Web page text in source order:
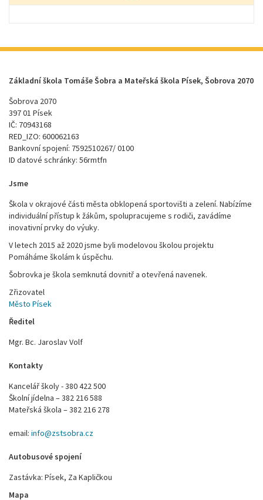
Základní škola Tomáše Šobra a Mateřská škola Písek, Šobrova 2070
Šobrova 2070
397 01 Písek
IČ: 70943168
RED_IZO: 600062163
Bankovní spojení: 7592510267/ 0100
ID datové schránky: 56rmtfn
Jsme
Škola v okrajové části města obklopená sportovišti a zelení. Nabízíme
individuální přístup k žákům, spolupracujeme s rodiči, zavádíme
inovativní prvky do výuky.
V letech 2015 až 2020 jsme byli modelovou školou projektu
Pomáháme školám k úspěchu.
Šobrovka je škola semknutá dovnitř a otevřená navenek.
Zřizovatel
Město Písek
Ředitel
Mgr. Bc. Jaroslav Volf
Kontakty
Kancelář školy - 380 422 500
Školní jídelna – 382 216 588
Mateřská škola – 382 216 278
email: info@zstsobra.cz
Autobusové spojení
Zastávka: Písek, Za Kapličkou
Mapa